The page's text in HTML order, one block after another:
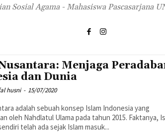
Sosial Agama - Mahasiswa Pascasarjana
Menjaga
dan Dunia
husni - 15/07/2020
adalah sebuah konsep Islam Indonesia yang
oleh Nahdlatul Ulama pada tahun 2015. Faktanya,
telah ada sejak Islam masuk...